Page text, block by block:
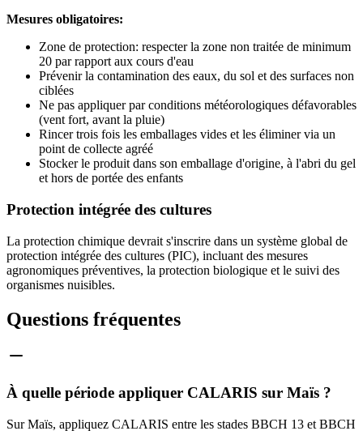
Mesures obligatoires:
Zone de protection: respecter la zone non traitée de minimum
20 par rapport aux cours d'eau
Prévenir la contamination des eaux, du sol et des surfaces non
ciblées
Ne pas appliquer par conditions météorologiques défavorables
(vent fort, avant la pluie)
Rincer trois fois les emballages vides et les éliminer via un
point de collecte agréé
Stocker le produit dans son emballage d'origine, à l'abri du gel
et hors de portée des enfants
Protection intégrée des cultures
La protection chimique devrait s'inscrire dans un système global de
protection intégrée des cultures (PIC), incluant des mesures
agronomiques préventives, la protection biologique et le suivi des
organismes nuisibles.
Questions fréquentes
À quelle période appliquer CALARIS sur Maïs ?
Sur Maïs, appliquez CALARIS entre les stades BBCH 13 et BBCH